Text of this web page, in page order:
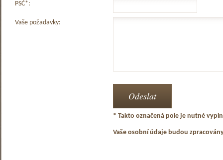
PSČ*:
Vaše požadavky:
* Takto označená pole je nutné
Vaše osobní údaje budou